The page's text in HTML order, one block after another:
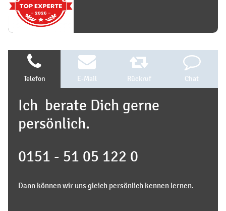
Telefon E-Mail Rückruf Chat
Ich berate Dich gerne
persönlich.
0151 - 51 05 122 0
Dann können wir uns gleich persönlich kennen lernen.